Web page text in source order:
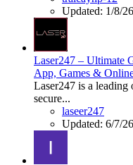
Updated: 1/8/26
Laser247 – Ultimate
App, Games &
Laser247 is a leading
secure...
laseer247
Updated: 6/7/26